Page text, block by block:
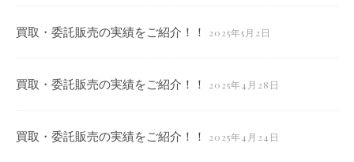
買取・委託販売の実績をご紹介！！ 2025年5月2日
買取・委託販売の実績をご紹介！！ 2025年4月28日
買取・委託販売の実績をご紹介！！ 2025年4月24日